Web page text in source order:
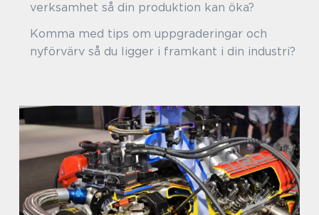
verksamhet så din produktion kan öka?
Komma med tips om uppgraderingar och
nyförvärv så du ligger i framkant i din industri?